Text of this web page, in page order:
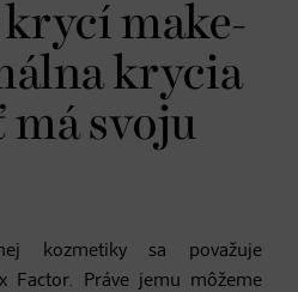
make-
krycia
má svoju
kozmetiky sa považuje
Factor. Práve jemu môžeme